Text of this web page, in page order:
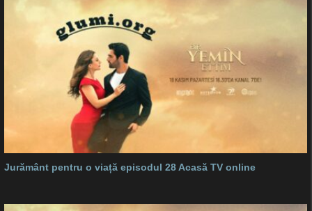
Jurământ pentru o viață episodul 28 Acasă TV online